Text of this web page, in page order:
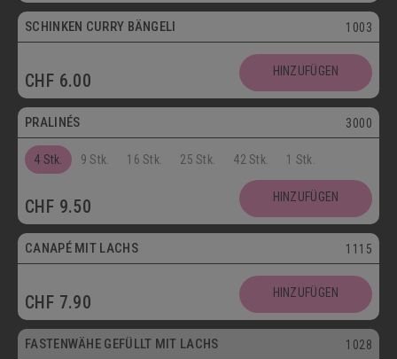
BELEGTE BRÖTCHEN
BROTWAREN
BACKWAREN FASTENWAIE
SCHINKEN CURRY BÄNGELI 1003
CHF 6.00 HINZUFÜGEN
Postversand
PRALINÉS 3000
4 Stk. 9 Stk. 16 Stk. 25 Stk. 42 Stk. 1 Stk.
CHF 9.50 HINZUFÜGEN
CANAPÉ MIT LACHS 1115
CHF 7.90 HINZUFÜGEN
ab 15.01.
FASTENWÄHE GEFÜLLT MIT LACHS 1028